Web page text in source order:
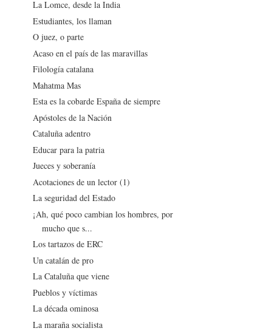
La Lomce, desde la India
Estudiantes, los llaman
O juez, o parte
Acaso en el país de las maravillas
Filología catalana
Mahatma Mas
Esta es la cobarde España de siempre
Apóstoles de la Nación
Cataluña adentro
Educar para la patria
Jueces y soberanía
Acotaciones de un lector (1)
La seguridad del Estado
¡Ah, qué poco cambian los hombres, por
mucho que s...
Los tartazos de ERC
Un catalán de pro
La Cataluña que viene
Pueblos y víctimas
La década ominosa
La maraña socialista